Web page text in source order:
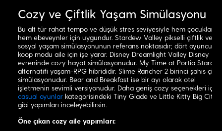
Cozy ve Çiftlik Yaşam Simülasyonu
Bu alt tür rahat tempo ve düşük stres seviyesiyle hem çocuklar
hem ebeveynler için uygundur. Stardew Valley pikselli çiftlik ve
sosyal yaşam simülasyonunun referans noktasıdır; dört oyunculu
koop modu aile için işe yarar. Disney Dreamlight Valley Disney
evreninde cozy hayat simülasyonudur. My Time at Portia
alternatifi yaşam-RPG hibrididir. Slime Rancher 2 birinci şahıs
simülasyonudur. Bear and Breakfast ise bir ayı olarak otel
işletmenin sevimli versiyonudur. Daha geniş cozy seçenekleri için
casual oyunlar kategorisindeki Tiny Glade ve Little Kitty Big City
gibi yapımları inceleyebilirsin.
Öne çıkan cozy aile yapımları: